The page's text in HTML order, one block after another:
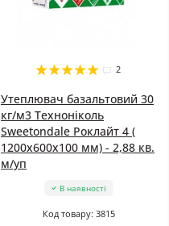
2
Утеплювач базальтовий 30
кг/м3 Техноніколь
Sweetondale Роклайт 4 (
1200x600x100 мм) - 2,88 кв.
м/уп
В наявності
Код товару: 3815